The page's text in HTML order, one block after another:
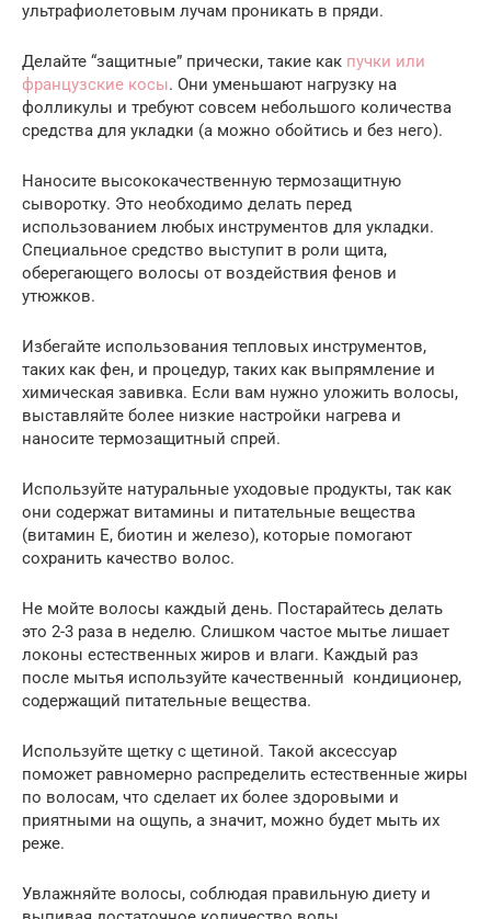
ультрафиолетовым лучам проникать в пряди.
Делайте “защитные” прически, такие как пучки или
французские косы. Они уменьшают нагрузку на
фолликулы и требуют совсем небольшого количества
средства для укладки (а можно обойтись и без него).
Наносите высококачественную термозащитную
сыворотку. Это необходимо делать перед
использованием любых инструментов для укладки.
Специальное средство выступит в роли щита,
оберегающего волосы от воздействия фенов и
утюжков.
Избегайте использования тепловых инструментов,
таких как фен, и процедур, таких как выпрямление и
химическая завивка. Если вам нужно уложить волосы,
выставляйте более низкие настройки нагрева и
наносите термозащитный спрей.
Используйте натуральные уходовые продукты, так как
они содержат витамины и питательные вещества
(витамин Е, биотин и железо), которые помогают
сохранить качество волос.
Не мойте волосы каждый день. Постарайтесь делать
это 2-3 раза в неделю. Слишком частое мытье лишает
локоны естественных жиров и влаги. Каждый раз
после мытья используйте качественный кондиционер,
содержащий питательные вещества.
Используйте щетку с щетиной. Такой аксессуар
поможет равномерно распределить естественные жиры
по волосам, что сделает их более здоровыми и
приятными на ощупь, а значит, можно будет мыть их
реже.
Увлажняйте волосы, соблюдая правильную диету и